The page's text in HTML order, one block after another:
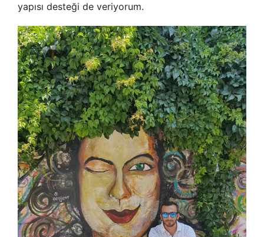
yapısı desteği de veriyorum.